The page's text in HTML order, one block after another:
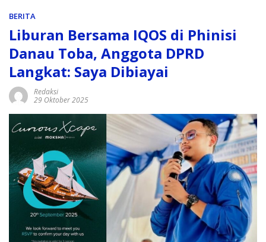
BERITA
Liburan Bersama IQOS di Phinisi
Danau Toba, Anggota DPRD
Langkat: Saya Dibiayai
Redaksi
29 Oktober 2025